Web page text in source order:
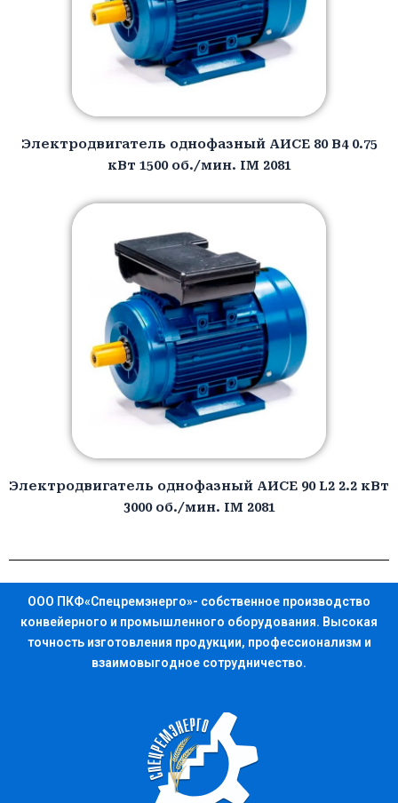
Электродвигатель однофазный АИCЕ 80 B4 0.75
кВт 1500 об./мин. IM 2081
Электродвигатель однофазный АИCЕ 90 L2 2.2 кВт
3000 об./мин. IM 2081
ООО ПКФ«Спецремэнерго»- собственное производство
конвейерного и промышленного оборудования. Высокая
точность изготовления продукции, профессионализм и
взаимовыгодное сотрудничество.